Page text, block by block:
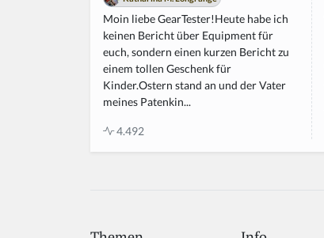
Moin liebe GearTester!Heute habe ich
keinen Bericht über Equipment für
euch, sondern einen kurzen Bericht zu
einem tollen Geschenk für
Kinder.Ostern stand an und der Vater
meines Patenkin...
4.492